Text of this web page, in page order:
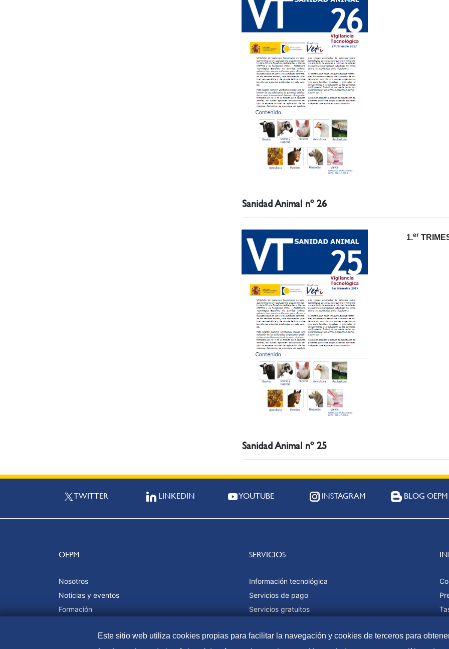
Sanidad Animal nº 26
1.er
Sanidad Animal nº 25
TWITTER LINKEDIN YOUTUBE INSTAGRAM BLOG OEPM
OEPM
Nosotros
Noticias y eventos
Formación
SERVICIOS
Información tecnológica
Servicios de pago
Servicios gratuitos
Este sitio web utiliza cookies propias para facilitar la navegación y cookies de terceros para